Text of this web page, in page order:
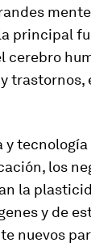
principal
cerebro
los
la
y de
nuevos